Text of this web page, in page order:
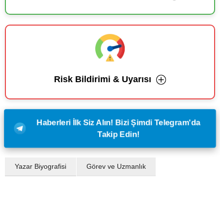
Risk Bildirimi & Uyarısı
Haberleri İlk Siz Alın! Bizi Şimdi Telegram'da
Takip Edin!
Yazar Biyografisi Görev ve Uzmanlık